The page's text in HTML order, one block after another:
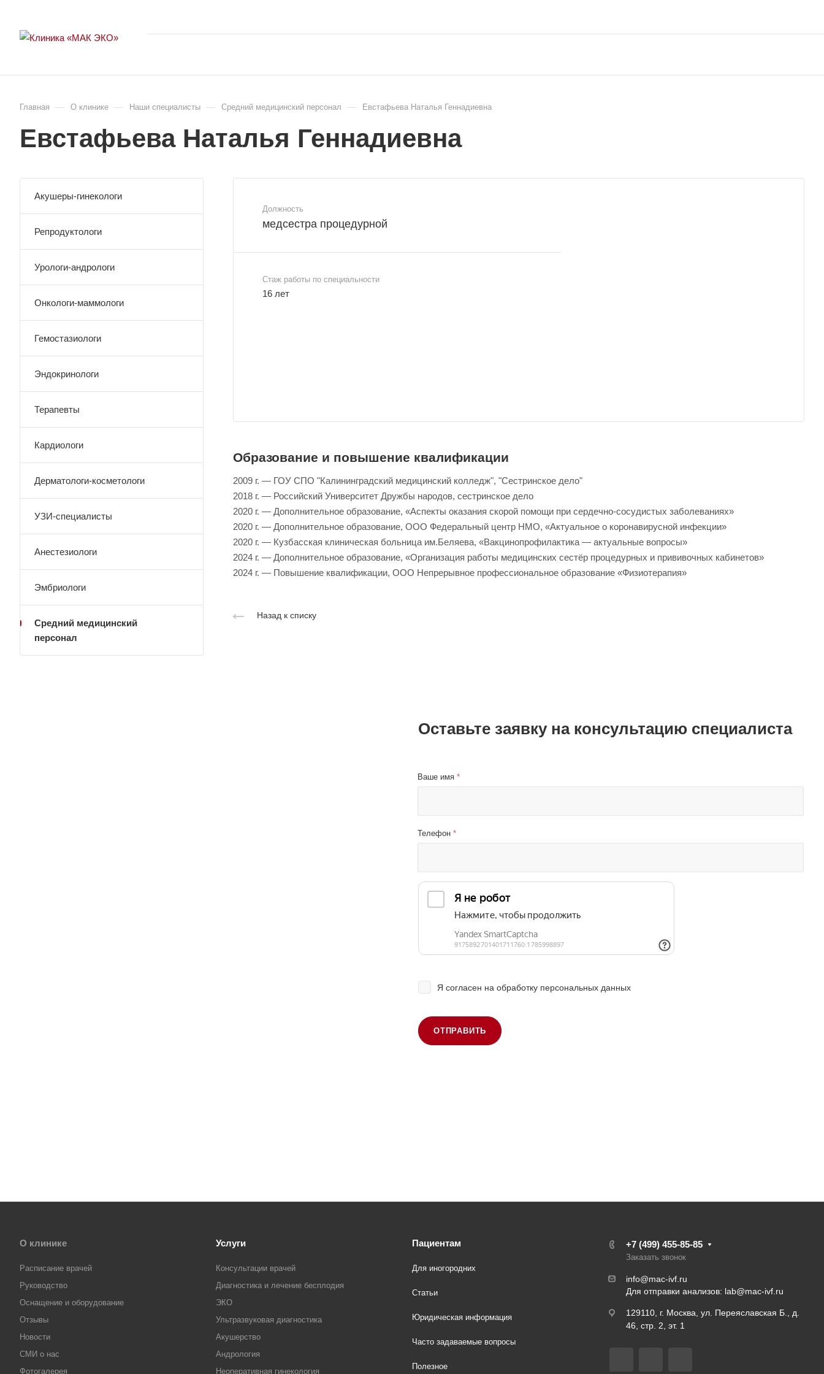
Главная — О клинике — Наши специалисты — Средний медицинский персонал — Евстафьева Наталья Геннадиевна
Евстафьева Наталья Геннадиевна
Должность
медсестра процедурной
Стаж работы по специальности
16 лет
Образование и повышение квалификации
2009 г. — ГОУ СПО "Калининградский медицинский колледж", "Сестринское дело"
2018 г. — Российский Университет Дружбы народов, сестринское дело
2020 г. — Дополнительное образование, «Аспекты оказания скорой помощи при сердечно-сосудистых заболеваниях»
2020 г. — Дополнительное образование, ООО Федеральный центр НМО, «Актуальное о коронавирусной инфекции»
2020 г. — Кузбасская клиническая больница им.Беляева, «Вакцинопрофилактика — актуальные вопросы»
2024 г. — Дополнительное образование, «Организация работы медицинских сестёр процедурных и прививочных кабинетов»
2024 г. — Повышение квалификации, ООО Непрерывное профессиональное образование «Физиотерапия»
Назад к списку
Акушеры-гинекологи
Репродуктологи
Урологи-андрологи
Онкологи-маммологи
Гемостазиологи
Эндокринологи
Терапевты
Кардиологи
Дерматологи-косметологи
УЗИ-специалисты
Анестезиологи
Эмбриологи
Средний медицинский
персонал
Оставьте заявку на консультацию специалиста
Ваше имя *
Телефон *
Я согласен на обработку персональных данных
ОТПРАВИТЬ
О клинике
Расписание врачей
Руководство
Оснащение и оборудование
Отзывы
Новости
СМИ о нас
Фотогалерея
Услуги
Консультации врачей
Диагностика и лечение бесплодия
ЭКО
Ультразвуковая диагностика
Акушерство
Андрология
Неоперативная гинекология
Пациентам
Для иногородних
Статьи
Юридическая информация
Часто задаваемые вопросы
Полезное
+7 (499) 455-85-85
Заказать звонок
info@mac-ivf.ru
Для отправки анализов: lab@mac-ivf.ru
129110, г. Москва, ул. Переяславская Б., д.
46, стр. 2, эт. 1